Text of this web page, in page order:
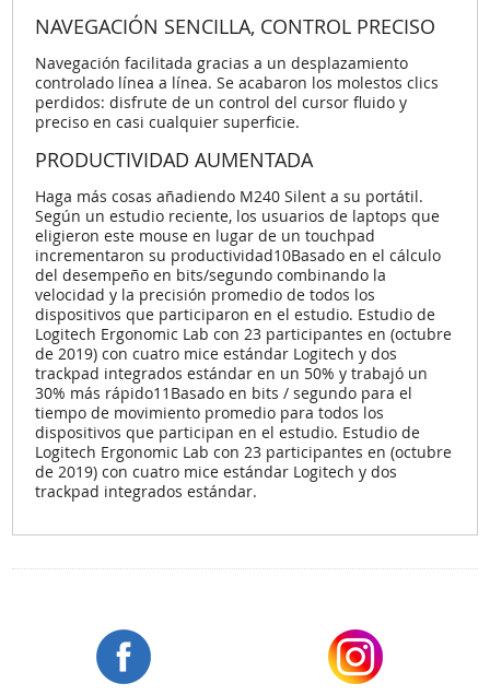
NAVEGACIÓN SENCILLA, CONTROL PRECISO
Navegación facilitada gracias a un desplazamiento
controlado línea a línea. Se acabaron los molestos clics
perdidos: disfrute de un control del cursor fluido y
preciso en casi cualquier superficie.
PRODUCTIVIDAD AUMENTADA
Haga más cosas añadiendo M240 Silent a su portátil.
Según un estudio reciente, los usuarios de laptops que
eligieron este mouse en lugar de un touchpad
incrementaron su productividad10Basado en el cálculo
del desempeño en bits/segundo combinando la
velocidad y la precisión promedio de todos los
dispositivos que participaron en el estudio. Estudio de
Logitech Ergonomic Lab con 23 participantes en (octubre
de 2019) con cuatro mice estándar Logitech y dos
trackpad integrados estándar en un 50% y trabajó un
30% más rápido11Basado en bits / segundo para el
tiempo de movimiento promedio para todos los
dispositivos que participan en el estudio. Estudio de
Logitech Ergonomic Lab con 23 participantes en (octubre
de 2019) con cuatro mice estándar Logitech y dos
trackpad integrados estándar.